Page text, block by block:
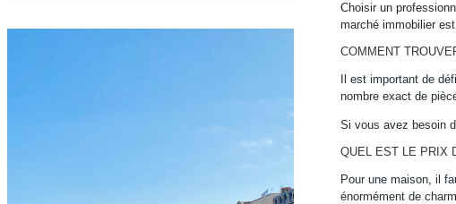
Choisir un
marché immobilier
COMMENT
Il est important de
nombre exact de
Si vous avez besoin
QUEL EST LE PRIX
Pour une maison, il
énormément de